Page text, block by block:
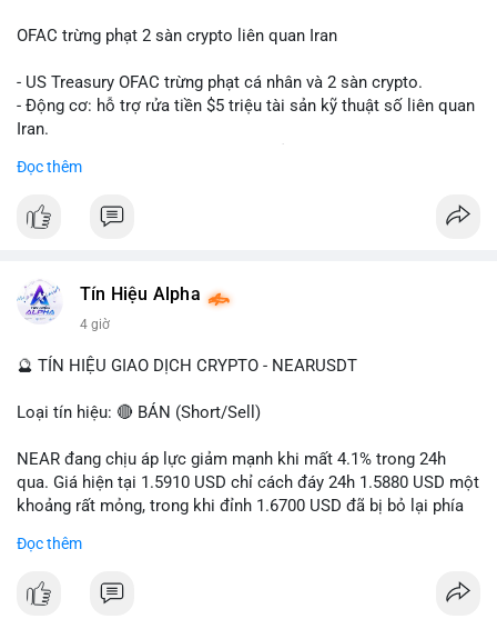
OFAC trừng phạt 2 sàn crypto liên quan Iran
- US Treasury OFAC trừng phạt cá nhân và 2 sàn crypto.
- Động cơ: hỗ trợ rửa tiền $5 triệu tài sản kỹ thuật số liên quan
Iran.
- Tác động: rủi ro cho thị trường crypto, tăng áp lực pháp lý.
#binancesquare
#vlikevn #titanbot
📰 Nguồn: Cointelegraph
Đọc thêm
Tín Hiệu Alpha
4 giờ
🔮 TÍN HIỆU GIAO DỊCH CRYPTO - NEARUSDT
Loại tín hiệu: 🔴 BÁN (Short/Sell)
NEAR đang chịu áp lực giảm mạnh khi mất 4.1% trong 24h
qua. Giá hiện tại 1.5910 USD chỉ cách đáy 24h 1.5880 USD một
khoảng rất mỏng, trong khi đỉnh 1.6700 USD đã bị bỏ lại phía
kiểm soát hoàn toàn. Khối lượng giao dịch 10.29 triệu NEAR
tiếp diễn.
Đọc thêm